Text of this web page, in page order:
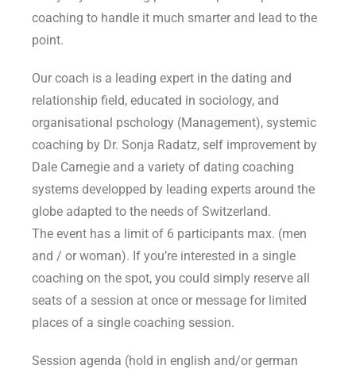
coaching to handle it much smarter and lead to the
point.
Our coach is a leading expert in the dating and
relationship field, educated in sociology, and
organisational pschology (Management), systemic
coaching by Dr. Sonja Radatz, self improvement by
Dale Carnegie and a variety of dating coaching
systems developped by leading experts around the
globe adapted to the needs of Switzerland.
The event has a limit of 6 participants max. (men
and / or woman). If you’re interested in a single
coaching on the spot, you could simply reserve all
seats of a session at once or message for limited
places of a single coaching session.
Session agenda (hold in english and/or german